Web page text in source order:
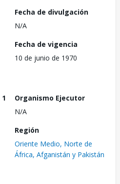
Fecha de divulgación
N/A
Fecha de vigencia
10 de junio de 1970
1
Organismo Ejecutor
N/A
Región
Oriente Medio, Norte de
África, Afganistán y Pakistán